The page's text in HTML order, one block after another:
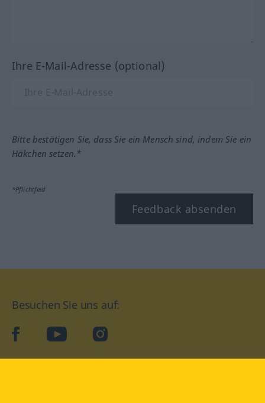
Ihre E-Mail-Adresse (optional)
Bitte bestätigen Sie, dass Sie ein Mensch sind, indem Sie ein
Häkchen setzen.*
*Pflichtfeld
Feedback absenden
Besuchen Sie uns auf:
facebookYouTube Instagram